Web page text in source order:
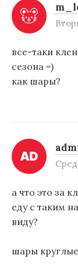
все-таки
сезона =)
как шары?
а что это за
еду с таким
виду?
шары